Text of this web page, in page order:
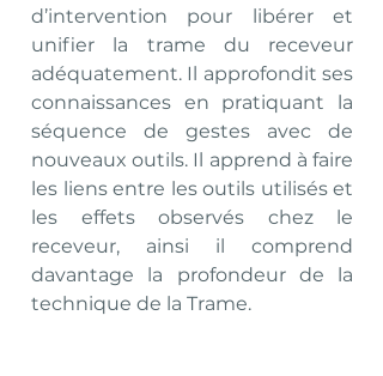
d’intervention pour libérer et
unifier la trame du receveur
adéquatement. Il approfondit ses
connaissances en pratiquant la
séquence de gestes avec de
nouveaux outils. Il apprend à faire
les liens entre les outils utilisés et
les effets observés chez le
receveur, ainsi il comprend
davantage la profondeur de la
technique de la Trame.